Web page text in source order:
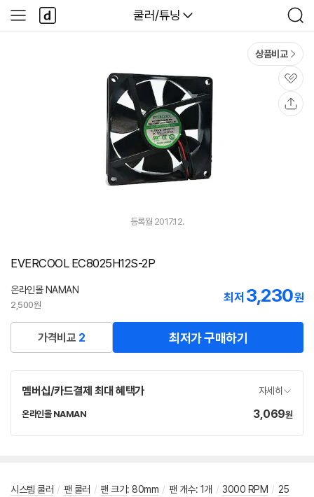
다나와
쿨러/튜닝
검
색
사
이
다
나
와
상품비교
관
심
등록월 2017.12.
EVERCOOL EC8025H12S-2P
온라인몰 NAMAN네
페
이
2,500원
최저 3,230원
가격비교 2 최저가 구매하기
멤버십/카드결제 최대 혜택가 자세히
온라인몰 NAMAN네
가
3,069원
시스템 쿨러 / 팬 쿨러 / 팬 크기 : 80mm / 팬 개수: 1개 / 3000 RPM / 25